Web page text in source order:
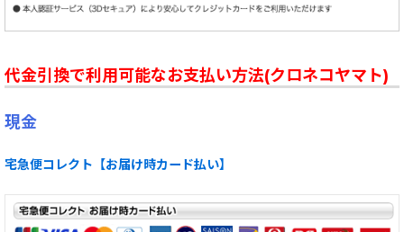
代金引換で利用可能なお支払い方法(クロネコヤマト)
現金
宅急便コレクト【お届け時カード払い】